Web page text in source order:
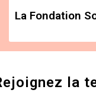
La Fondation
la